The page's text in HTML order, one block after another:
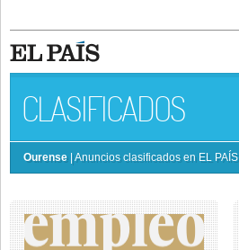
CLASIFICADOS
Ourense| Anuncios clasificados en EL PAÍS